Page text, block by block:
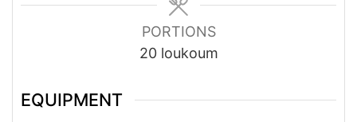
PORTIONS
20 loukoum
EQUIPMENT